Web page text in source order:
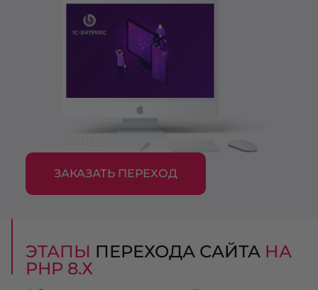
ЗАКАЗАТЬ ПЕРЕХОД
ЭТАПЫ ПЕРЕХОДА САЙТА НА
PHP 8.Х